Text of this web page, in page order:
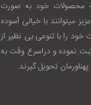
به ارائه محصولات خود به صورت
ميتوانند با خيالی آسوده
را با تنوعی بی نظير از
نموده و دراسرع وقت به
تحويل گيرند.